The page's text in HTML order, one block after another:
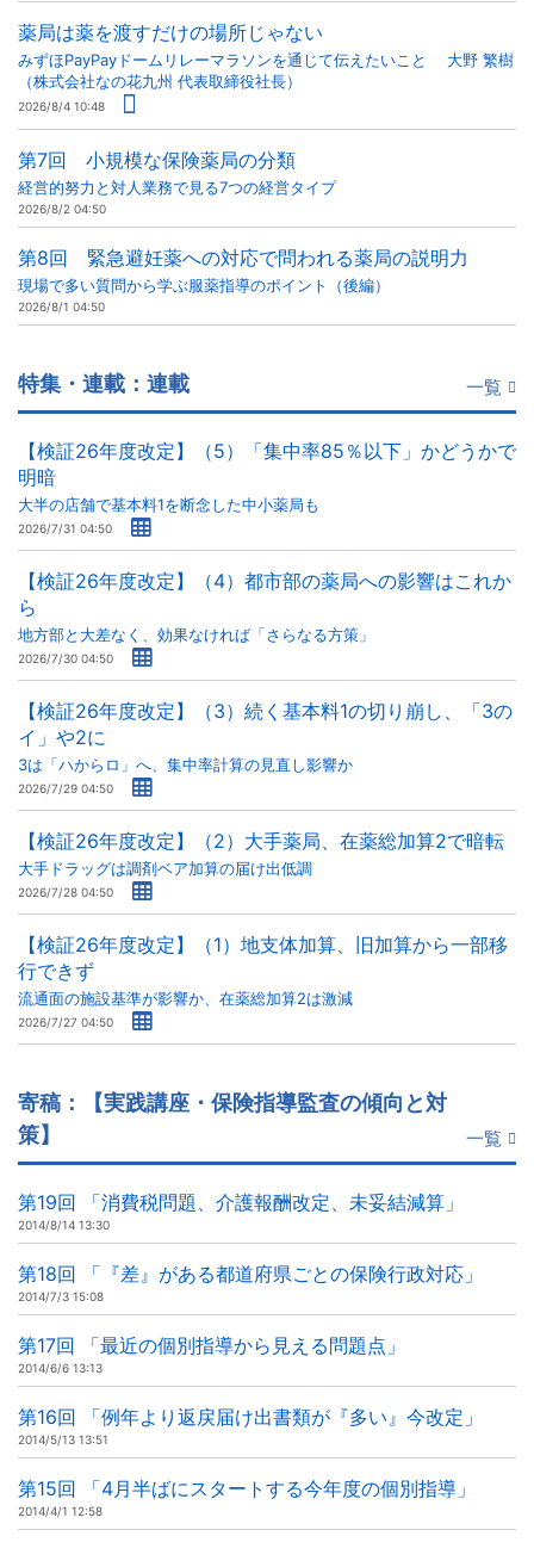
薬局は薬を渡すだけの場所じゃない
みずほPayPayドームリレーマラソンを通じて伝えたいこと 大野 繁樹
（株式会社なの花九州 代表取締役社長）
2026/8/4 10:48
第7回 小規模な保険薬局の分類
経営的努力と対人業務で見る7つの経営タイプ
2026/8/2 04:50
第8回 緊急避妊薬への対応で問われる薬局の説明力
現場で多い質問から学ぶ服薬指導のポイント（後編）
2026/8/1 04:50
特集・連載：連載 一覧
【検証26年度改定】（5）「集中率85％以下」かどうかで
明暗
大半の店舗で基本料1を断念した中小薬局も
2026/7/31 04:50
【検証26年度改定】（4）都市部の薬局への影響はこれか
ら
地方部と大差なく、効果なければ「さらなる方策」
2026/7/30 04:50
【検証26年度改定】（3）続く基本料1の切り崩し、「3の
イ」や2に
3は「ハからロ」へ、集中率計算の見直し影響か
2026/7/29 04:50
【検証26年度改定】（2）大手薬局、在薬総加算2で暗転
大手ドラッグは調剤ベア加算の届け出低調
2026/7/28 04:50
【検証26年度改定】（1）地支体加算、旧加算から一部移
行できず
流通面の施設基準が影響か、在薬総加算2は激減
2026/7/27 04:50
寄稿：【実践講座・保険指導監査の傾向と対
策】
一覧
第19回 「消費税問題、介護報酬改定、未妥結減算」
2014/8/14 13:30
第18回 「『差』がある都道府県ごとの保険行政対応」
2014/7/3 15:08
第17回 「最近の個別指導から見える問題点」
2014/6/6 13:13
第16回 「例年より返戻届け出書類が『多い』今改定」
2014/5/13 13:51
第15回 「4月半ばにスタートする今年度の個別指導」
2014/4/1 12:58